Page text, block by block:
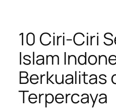
10 Ciri-Ciri
Islam
Berkualitas
Terpercaya